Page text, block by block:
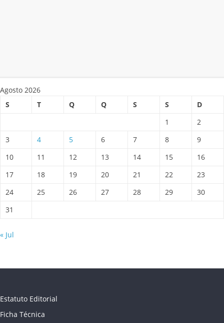
Agosto 2026
S
T Q Q S S
D
1
2
3
4 5 6 7 8
9
10
11 12 13 14 15
16
17
18 19 20 21 22
23
24
25 26 27 28 29
30
31
« Jul
Estatuto Editorial
Ficha Técnica